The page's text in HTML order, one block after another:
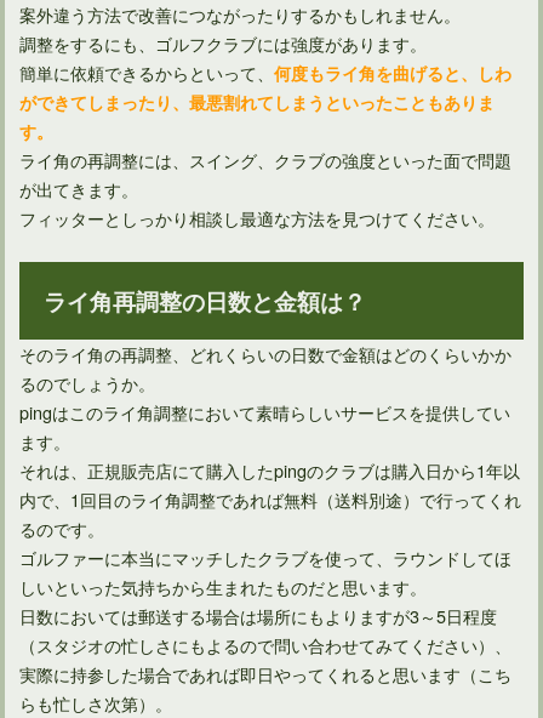
案外違う方法で改善につながったりするかもしれません。
調整をするにも、ゴルフクラブには強度があります。
簡単に依頼できるからといって、何度もライ角を曲げると、しわ
ができてしまったり、最悪割れてしまうといったこともありま
す。
ライ角の再調整には、スイング、クラブの強度といった面で問題
が出てきます。
フィッターとしっかり相談し最適な方法を見つけてください。
ライ角再調整の日数と金額は？
そのライ角の再調整、どれくらいの日数で金額はどのくらいかか
るのでしょうか。
pingはこのライ角調整において素晴らしいサービスを提供してい
ます。
それは、正規販売店にて購入したpingのクラブは購入日から1年以
内で、1回目のライ角調整であれば無料（送料別途）で行ってくれ
るのです。
ゴルファーに本当にマッチしたクラブを使って、ラウンドしてほ
しいといった気持ちから生まれたものだと思います。
日数においては郵送する場合は場所にもよりますが3～5日程度
（スタジオの忙しさにもよるので問い合わせてみてください）、
実際に持参した場合であれば即日やってくれると思います（こち
らも忙しさ次第）。